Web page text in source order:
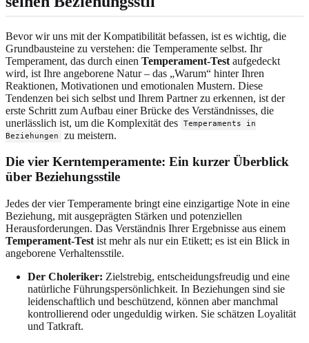
Bevor wir uns mit der Kompatibilität befassen, ist es wichtig, die
Grundbausteine zu verstehen: die Temperamente selbst. Ihr
Temperament, das durch einen Temperament-Test aufgedeckt
wird, ist Ihre angeborene Natur – das „Warum“ hinter Ihren
Reaktionen, Motivationen und emotionalen Mustern. Diese
Tendenzen bei sich selbst und Ihrem Partner zu erkennen, ist der
erste Schritt zum Aufbau einer Brücke des Verständnisses, die
unerlässlich ist, um die Komplexität des
Temperaments in
Beziehungen
zu meistern.
Die vier Kerntemperamente: Ein kurzer Überblick
über Beziehungsstile
Jedes der vier Temperamente bringt eine einzigartige Note in eine
Beziehung, mit ausgeprägten Stärken und potenziellen
Herausforderungen. Das Verständnis Ihrer Ergebnisse aus einem
Temperament-Test ist mehr als nur ein Etikett; es ist ein Blick in
angeborene Verhaltensstile.
Der Choleriker: Zielstrebig, entscheidungsfreudig und eine
natürliche Führungspersönlichkeit. In Beziehungen sind sie
leidenschaftlich und beschützend, können aber manchmal
kontrollierend oder ungeduldig wirken. Sie schätzen Loyalität
und Tatkraft.